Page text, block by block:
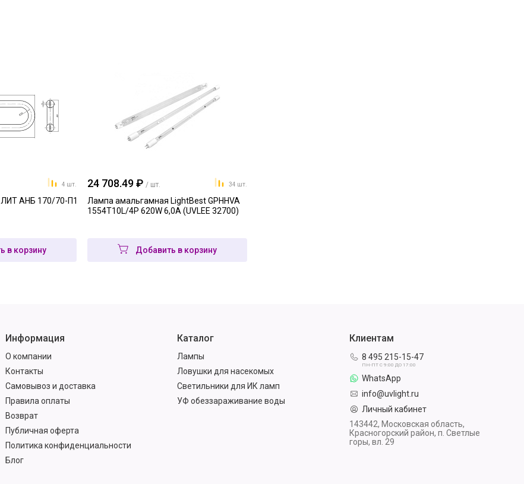
4 шт.
АНБ 170/70-П1
в корзину
24 708.49 ₽ / шт. 34 шт.
Лампа амальгамная LightBest GPHHVA
1554T10L/4P 620W 6,0A (UVLEE 32700)
Добавить в корзину
Клиентам
8 495 215-15-47
ПН-ПТ С 9:00 ДО 17:00
WhatsApp
info@uvlight.ru
Личный кабинет
143442, Московская область,
Красногорский район, п. Светлые
горы, вл. 29
Каталог
Лампы
Ловушки для насекомых
Светильники для ИК ламп
УФ обеззараживание воды
Информация
О компании
Контакты
Самовывоз и доставка
Правила оплаты
Возврат
Публичная оферта
Политика конфиденциальности
Блог